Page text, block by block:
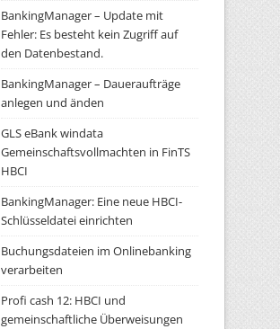
BankingManager – Update mit
Fehler: Es besteht kein Zugriff auf
den Datenbestand.
BankingManager – Daueraufträge
anlegen und änden
GLS eBank windata
Gemeinschaftsvollmachten in FinTS
HBCI
BankingManager: Eine neue HBCI-
Schlüsseldatei einrichten
Buchungsdateien im Onlinebanking
verarbeiten
Profi cash 12: HBCI und
gemeinschaftliche Überweisungen